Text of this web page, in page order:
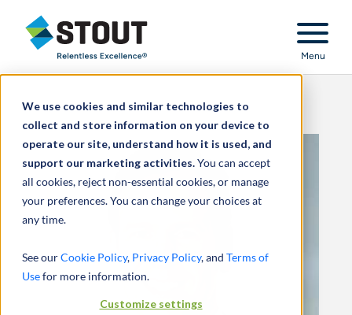
We use cookies and similar technologies to
collect and store information on your device to
operate our site, understand how it is used, and
support our marketing activities.You can accept
all cookies, reject non-essential cookies, or manage
your preferences. You can change your choices at
any time.
See ourCookie Policy, Privacy Policy, and Terms of
Usefor more information.
Customize settings
Stout Relentless Excellence
Menu